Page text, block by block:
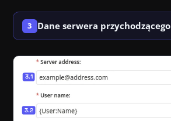
3 Dane serwera przychodzącego